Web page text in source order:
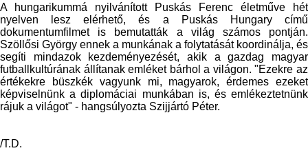
A hungarikummá nyilvánított Puskás Ferenc életműve hét
nyelven lesz elérhető, és a Puskás Hungary című
dokumentumfilmet is bemutatták a világ számos pontján.
Szöllősi György ennek a munkának a folytatását koordinálja, és
segíti mindazok kezdeményezését, akik a gazdag magyar
futballkultúrának állítanak emléket bárhol a világon. "Ezekre az
értékekre büszkék vagyunk mi, magyarok, érdemes ezeket
képviselnünk a diplomáciai munkában is, és emlékeztetnünk
rájuk a világot" - hangsúlyozta Szijjártó Péter.
/T.D.